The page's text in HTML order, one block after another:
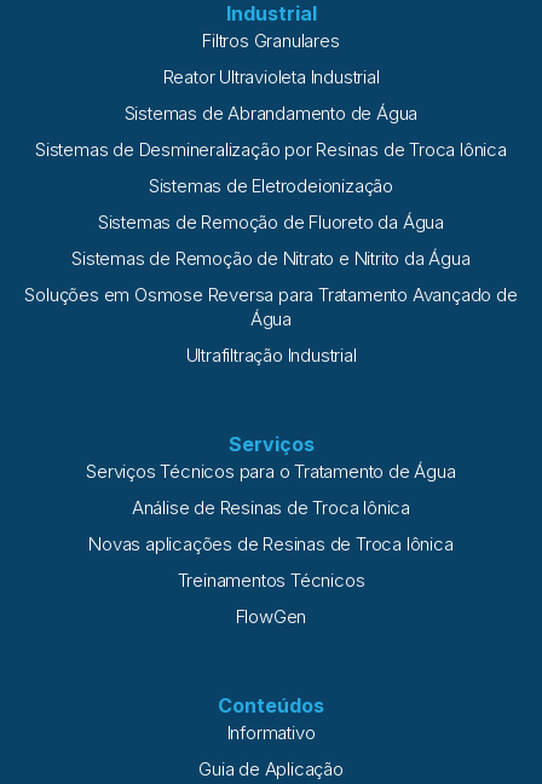
Industrial
Filtros Granulares
Reator Ultravioleta Industrial
Sistemas de Abrandamento de Água
Sistemas de Desmineralização por Resinas de Troca Iônica
Sistemas de Eletrodeionização
Sistemas de Remoção de Fluoreto da Água
Sistemas de Remoção de Nitrato e Nitrito da Água
Soluções em Osmose Reversa para Tratamento Avançado de
Água
Ultrafiltração Industrial
Serviços
Serviços Técnicos para o Tratamento de Água
Análise de Resinas de Troca Iônica
Novas aplicações de Resinas de Troca Iônica
Treinamentos Técnicos
FlowGen
Conteúdos
Informativo
Guia de Aplicação